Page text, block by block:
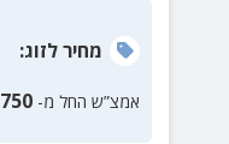
מחירלזוג:
אמצ”ש החל מ- 750